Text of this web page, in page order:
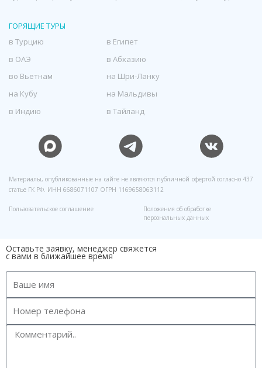
ГОРЯЩИЕ ТУРЫ
в Турцию
в ОАЭ
во Вьетнам
на Кубу
в Индию
в Египет
в Абхазию
на Шри-Ланку
на Мальдивы
в Тайланд
Материалы, опубликованные на сайте не являются публичной офертой согласно 437
статье ГК РФ. ИНН 6686071107 ОГРН 1169658063112
Пользовательское соглашение
Положения об обработке
персональных данных
Оставьте заявку, менеджер свяжется
с вами в ближайшее время